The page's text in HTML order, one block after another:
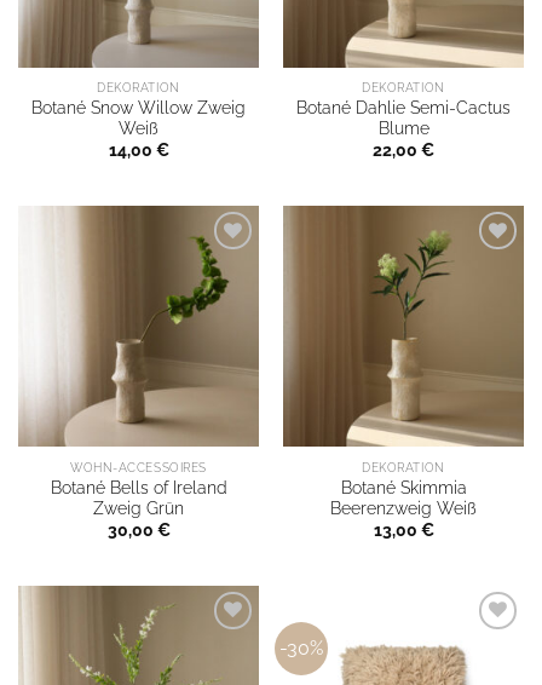
DEKORATION
Botané Snow Willow Zweig
Weiß
14,00 €
DEKORATION
Botané Dahlie Semi-Cactus
Blume
22,00 €
WOHN-ACCESSOIRES
Botané Bells of Ireland
Zweig Grün
30,00 €
DEKORATION
Botané Skimmia
Beerenzweig Weiß
13,00 €
-30%